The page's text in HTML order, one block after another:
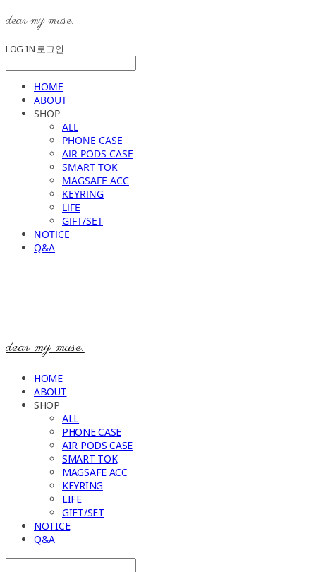
dear my muse.
LOG IN 로그인
HOME
ABOUT
SHOP
ALL
PHONE CASE
AIR PODS CASE
SMART TOK
MAGSAFE ACC
KEYRING
LIFE
GIFT/SET
NOTICE
Q&A
dear my muse.
HOME
ABOUT
SHOP
ALL
PHONE CASE
AIR PODS CASE
SMART TOK
MAGSAFE ACC
KEYRING
LIFE
GIFT/SET
NOTICE
Q&A